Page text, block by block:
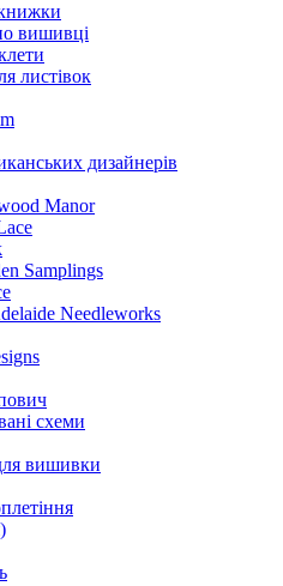
вишивці
листівок
дизайнерів
Manor
Samplings
Needleworks
схеми
вишивки